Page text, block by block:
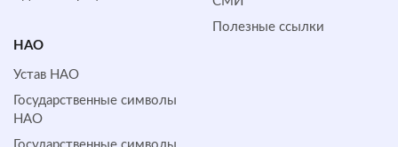
Полезные ссылки
НАО
Устав НАО
Государственные символы
НАО